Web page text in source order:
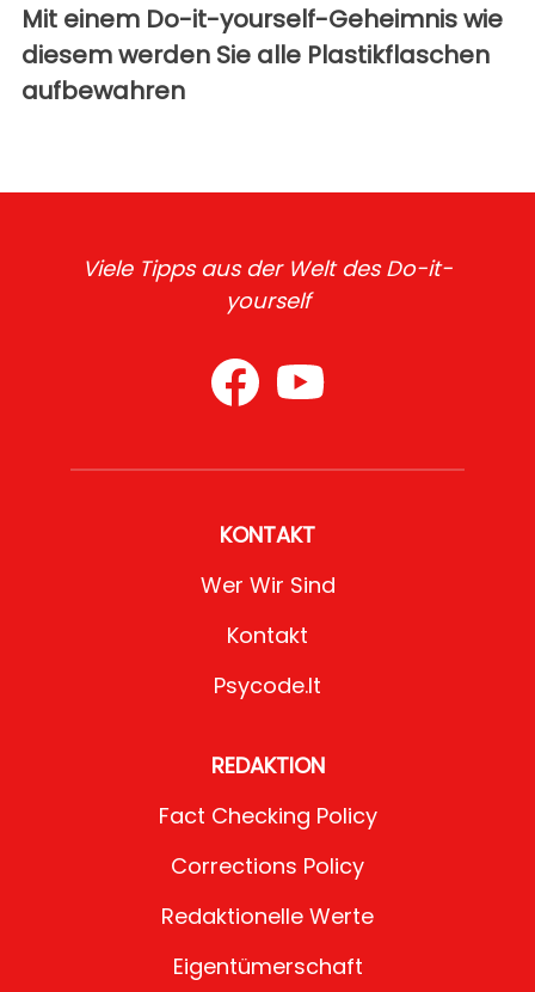
Mit einem Do-it-yourself-Geheimnis wie
diesem werden Sie alle Plastikflaschen
aufbewahren
Viele Tipps aus der Welt des Do-it-
yourself
KONTAKT
Wer Wir Sind
Kontakt
Psycode.it
REDAKTION
Fact Checking Policy
Corrections Policy
Redaktionelle Werte
Eigentümerschaft